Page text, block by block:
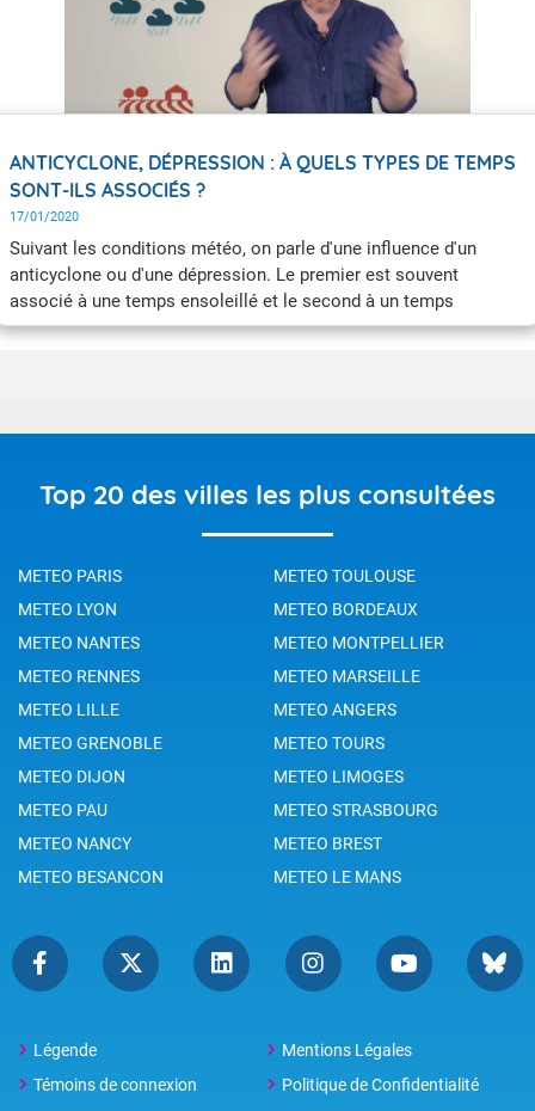
ANTICYCLONE, DÉPRESSION : À QUELS TYPES DE TEMPS
SONT-ILS ASSOCIÉS ?
17/01/2020
Suivant les conditions météo, on parle d'une influence d'un
anticyclone ou d'une dépression. Le premier est souvent
associé à une temps ensoleillé et le second à un temps
perturbé. Mais qu'en est-il vraiment ? À quoi correspondent ces
Top 20 des villes les plus consultées
METEO PARIS
METEO TOULOUSE
METEO LYON
METEO BORDEAUX
METEO NANTES
METEO MONTPELLIER
METEO RENNES
METEO MARSEILLE
METEO LILLE
METEO ANGERS
METEO GRENOBLE
METEO TOURS
METEO DIJON
METEO LIMOGES
METEO PAU
METEO STRASBOURG
METEO NANCY
METEO BREST
METEO BESANCON
METEO LE MANS
Légende
Mentions Légales
Témoins de connexion
Politique de Confidentialité